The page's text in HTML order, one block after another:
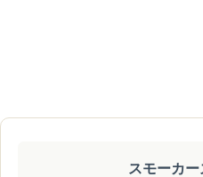
スモーカ